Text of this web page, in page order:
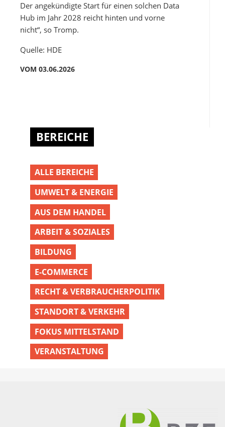
Der angekündigte Start für einen solchen Data
Hub im Jahr 2028 reicht hinten und vorne
nicht“, so Tromp.
Quelle: HDE
VOM 03.06.2026
BEREICHE
ALLE BEREICHE
UMWELT & ENERGIE
AUS DEM HANDEL
ARBEIT & SOZIALES
BILDUNG
E-COMMERCE
RECHT & VERBRAUCHERPOLITIK
STANDORT & VERKEHR
FOKUS MITTELSTAND
VERANSTALTUNG